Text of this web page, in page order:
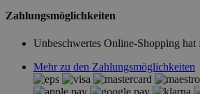
Zahlungsmöglichkeiten
Unbeschwertes Online-Shopping hat
Mehr zu den Zahlungsmöglichkeiten